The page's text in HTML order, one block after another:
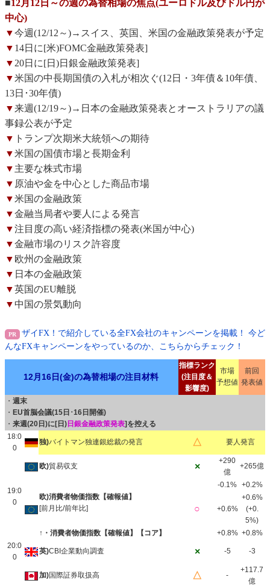
■12月12日～の週の為替相場の焦点(ユーロドル及びドル円が
中心)
▼今週(12/12～)→スイス、英国、米国の金融政策発表が予定
▼ 14日に[米)FOMC金融政策発表]
▼20日に[日)日銀金融政策発表]
▼米国の中長期国債の入札が相次ぐ(12日・3年債＆10年債、
13日･30年債)
▼来週(12/19～)→日本の金融政策発表とオーストラリアの議
事録公表が予定
▼ トランプ次期米大統領への期待
▼米国の国債市場と長期金利
▼ 主要な株式市場
▼ 原油や金を中心とした商品市場
▼米国の金融政策
▼金融当局者や要人による発言
▼注目度の高い経済指標の発表(米国が中心)
▼金融市場のリスク許容度
▼ 欧州の金融政策
▼ 日本の金融政策
▼英国のEU離脱
▼ 中国の景気動向
ザイFX！で紹介している全FX会社のキャンペーンを掲載！ 今ど
んなFXキャンペーンをやっているのか、こちらからチェック！
12月16日(金)の為替相場の注目材料
指標ランク
(注目度＆
影響度)
市場
予想値
前回
発表値
・ 週末
・ EU首脳会議(15日･16日開催)
・ 来週(20日)に[日) 日銀金融政策発表]を控える
18:0
0
独)バイトマン独連銀総裁の発言 △ 要人発言
19:0
0
欧)貿易収支 ×
+290
億
+265億
欧)消費者物価指数【確報値】
[前月比/前年比]
○
-0.1% +0.2%
+0.6%
+0.6%
(+0.
5%)
↑・消費者物価指数【確報値】【コア】
+0.8% +0.8%
20:0
0
英)CBI企業動向調査 × -5 -3
加)国際証券取扱高 △ -
+117.7
億